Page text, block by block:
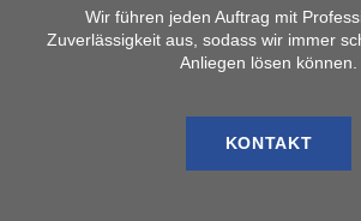
Wir führen jeden Auftrag mit
Zuverlässigkeit aus, sodass wir immer
Anliegen lösen können.
KONTAKT